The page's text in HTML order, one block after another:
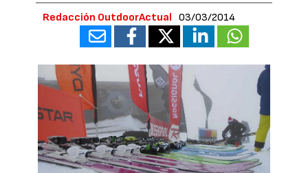
Redacción OutdoorActual 03/03/2014